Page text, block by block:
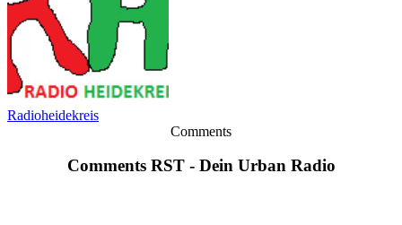
Radioheidekreis
Comments
Comments RST - Dein Urban Radio